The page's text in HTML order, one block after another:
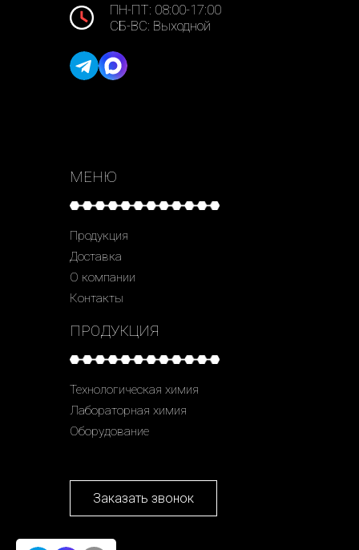
ПН-ПТ: 08:00-17:00
СБ-ВС: Выходной
МЕНЮ
Продукция
Доставка
О компании
Контакты
ПРОДУКЦИЯ
Технологическая химия
Лабораторная химия
Оборудование
Заказать звонок